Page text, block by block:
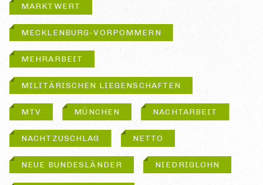
MARKTWERT
MECKLENBURG-VORPOMMERN
MEHRARBEIT
MILITÄRISCHEN LIEGENSCHAFTEN
MTV MÜNCHEN NACHTARBEIT
NACHTZUSCHLAG NETTO
NEUE BUNDESLÄNDER NIEDRIGLOHN